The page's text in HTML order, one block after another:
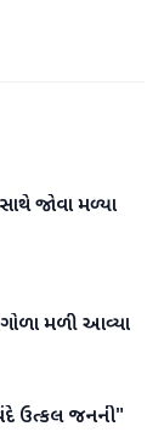
જોવા મળ્યા
મળી આવ્યા
ઉત્કલ જનની"